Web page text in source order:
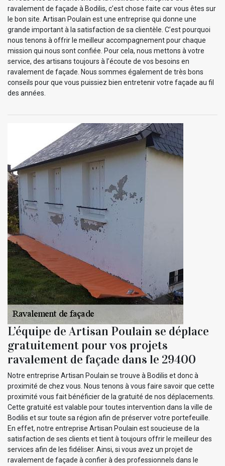
ravalement de façade à Bodilis, c’est chose faite car vous êtes sur
le bon site. Artisan Poulain est une entreprise qui donne une
grande important à la satisfaction de sa clientèle. C’est pourquoi
nous tenons à offrir le meilleur accompagnement pour chaque
mission qui nous sont confiée. Pour cela, nous mettons à votre
service, des artisans toujours à l’écoute de vos besoins en
ravalement de façade. Nous sommes également de très bons
conseils pour que vous puissiez bien entretenir votre façade au fil
des années.
L’équipe de Artisan Poulain se déplace
gratuitement pour vos projets
ravalement de façade dans le 29400
Notre entreprise Artisan Poulain se trouve à Bodilis et donc à
proximité de chez vous. Nous tenons à vous faire savoir que cette
proximité vous fait bénéficier de la gratuité de nos déplacements.
Cette gratuité est valable pour toutes intervention dans la ville de
Bodilis et sur toute sa région afin de préserver votre portefeuille.
En effet, notre entreprise Artisan Poulain est soucieuse de la
satisfaction de ses clients et tient à toujours offrir le meilleur des
services afin de les fidéliser. Ainsi, si vous avez un projet de
ravalement de façade à confier à des professionnels dans le